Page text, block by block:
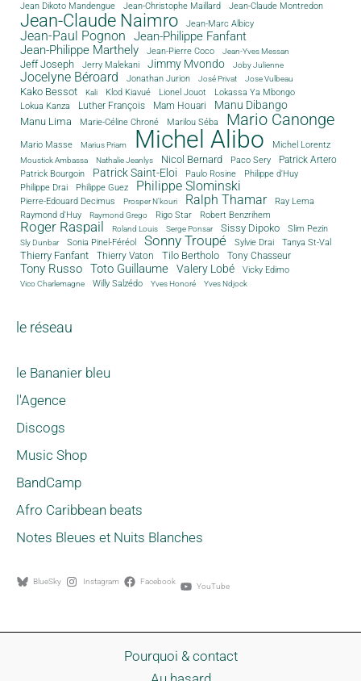
Jean Dikoto Mandengue Jean-Christophe Maillard Jean-Claude Montredon
Jean-Claude Naimro Jean-Marc Albicy
Jean-Paul Pognon
Jean-Philippe Fanfant
Jean-Philippe Marthely
Jean-Pierre Coco Jean-Yves Messan
Jeff Joseph Jerry Malekani Jimmy Mvondo Joby Julienne
Jocelyne Béroard Jonathan Jurion José Privat Jose Vulbeau
Kako Bessot Kali Klod Kiavué Lionel Jouot
Lokassa Ya Mbongo
Lokua Kanza
Luther François Mam Houari Manu Dibango
Manu Lima Marie-Céline Chroné Marilou Séba Mario Canonge
Mario Masse Marius Priam Michel Alibo Michel Lorentz
Moustick Ambassa Nathalie Jeanlys Nicol Bernard Paco Sery
Patrick Artero
Patrick Bourgoin
Patrick Saint-Eloi Paulo Rosine
Philippe d'Huy
Philippe Drai
Philippe Guez Philippe Slominski
Pierre-Edouard Decimus Prosper N'kouri Ralph Thamar
Ray Lema
Raymond d'Huy
Raymond Grego Rigo Star Robert Benzrihem
Roger Raspail Roland Louis Serge Ponsar Sissy Dipoko Slim Pezin
Sly Dunbar Sonia Pinel-Féréol Sonny Troupé Sylvie Drai Tanya St-Val
Thierry Fanfant Thierry Vaton Tilo Bertholo Tony Chasseur
Tony Russo Toto Guillaume Valery Lobé Vicky Edimo
Vico Charlemagne Willy Salzédo Yves Honoré Yves Ndjock
le réseau
le Bananier bleu
l'Agence
Discogs
Music Shop
BandCamp
Afro Caribbean beats
Notes Bleues et Nuits Blanches
BlueSky Instagram Facebook YouTube
Pourquoi & contact